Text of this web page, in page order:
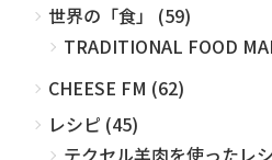
世界の「食」 (59)
TRADITIONAL FOOD
CHEESE FM (62)
レシピ (45)
テクセル羊肉を使ったレ